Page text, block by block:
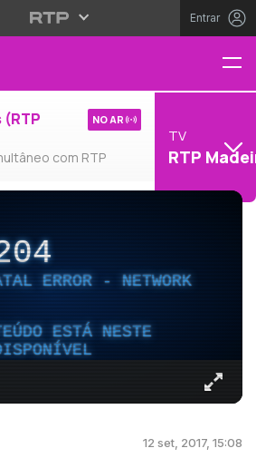
Entrar
com RTP
NO AR
TV
RTP
ERROR - NETWORK
ESTÁ NESTE
12 set, 2017, 15:08